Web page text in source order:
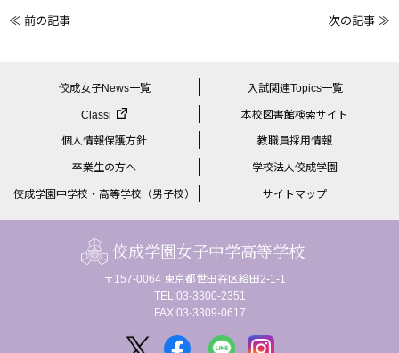
前
の
リ
≪ 前の記事 次の記事 ≫
佼成女子News一覧 入試関連Topics一覧
Classi 本校図書館検索サイト
個人情報保護方針 教職員採用情報
卒業生の方へ 学校法人佼成学園
佼成学園中学校・高等学校（男子校） サイトマップ
佼成学園女子中学高等学校
〒157-0064 東京都世田谷区給田2-1-1
TEL:03-3300-2351
FAX:03-3309-0617